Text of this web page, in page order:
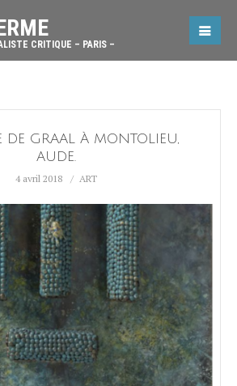
CRITIQUE – PARIS –
DE GRAAL À MONTOLIEU,
AUDE.
4 avril 2018 ART